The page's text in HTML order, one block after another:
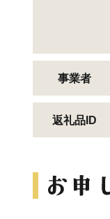
事業者
返礼品ID